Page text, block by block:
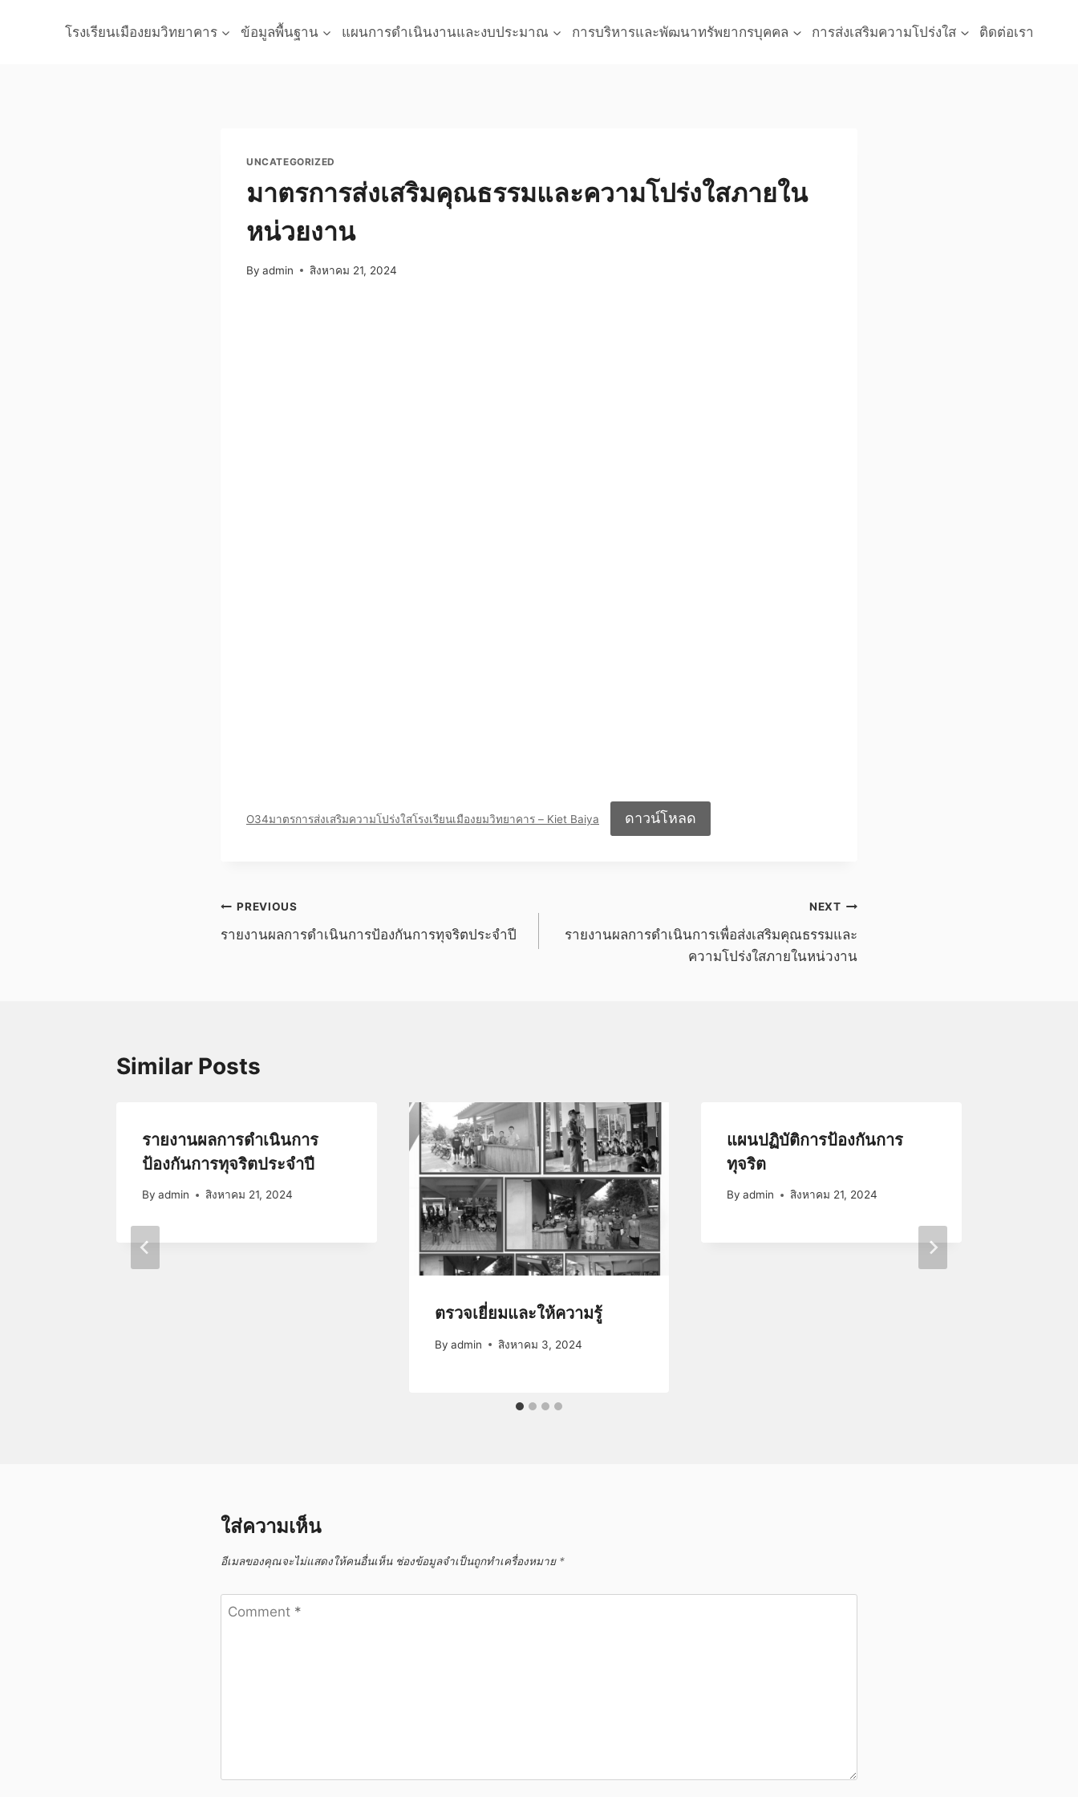
โรงเรียนเมืองยมวิทยาคาร ข้อมูลพื้นฐาน แผนการดำเนินงานและงบประมาณ การบริหารและพัฒนาทรัพยากรบุคคล การส่งเสริมความโปร่งใส ติดต่อเรา
UNCATEGORIZED
มาตรการส่งเสริมคุณธรรมและความโปร่งใสภายใน
หน่วยงาน
By admin สิงหาคม 21, 2024
O34มาตรการส่งเสริมความโปร่งใสโรงเรียนเมืองยมวิทยาคาร – Kiet Baiya ดาวน์โหลด
แนะแนว
เรื่อง
PREVIOUS
รายงานผลการดำเนินการป้องกันการทุจริตประจำปี
NEXT
รายงานผลการดำเนินการเพื่อส่งเสริมคุณธรรมและ
ความโปร่งใสภายในหน่วงาน
Similar Posts
รายงานผลการดำเนินการ
ป้องกันการทุจริตประจำปี
By admin สิงหาคม 21, 2024
ตรวจเยี่ยมและให้ความรู้
By admin สิงหาคม 3, 2024
แผนปฏิบัติการป้องกันการ
ทุจริต
By admin สิงหาคม 21, 2024
ใส่ความเห็น
อีเมลของคุณจะไม่แสดงให้คนอื่นเห็น ช่องข้อมูลจำเป็นถูกทำเครื่องหมาย *
Comment *